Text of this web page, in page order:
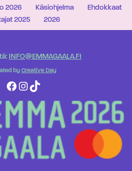
2026 Käsiohjelma
Ehdokkaat
2025
2026
INFO@EMMAGAALA.FI
by Creative Day